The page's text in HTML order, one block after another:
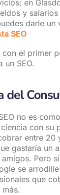
en
y
darle un
SEO
el primer
un SEO.
del
no es
ciencia con su
entre
gastaría un
Pero
se
que